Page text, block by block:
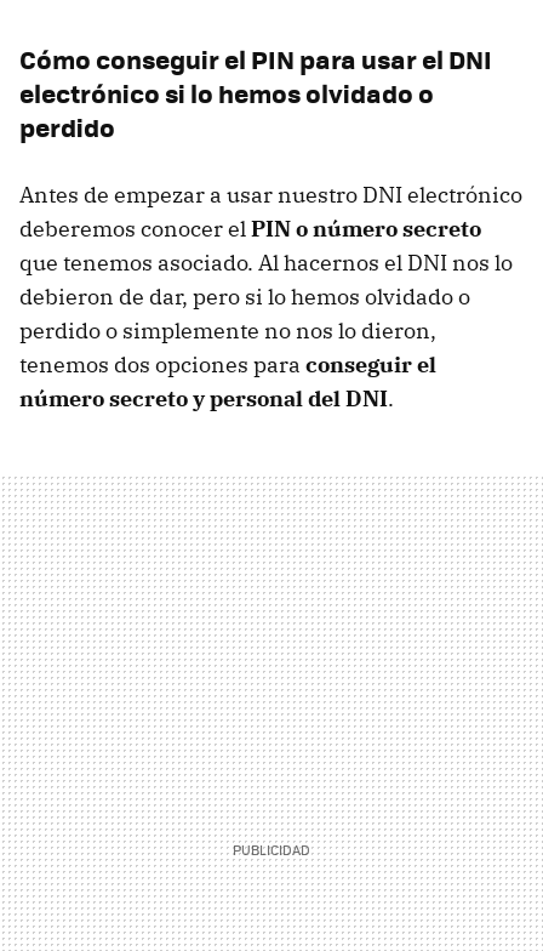
Cómo conseguir elPINpara usar elDNI
electrónico si lo hemos olvidado o
perdido
Antes de empezar a usar nuestro DNIelectrónico
deberemos conocer elPINo número secreto
que tenemos asociado. Al hacernos el DNI nos lo
debieron de dar, pero si lo hemos olvidado o
perdido o simplemente no nos lo dieron,
tenemos dos opciones para conseguir el
número secreto y personal del DNI.